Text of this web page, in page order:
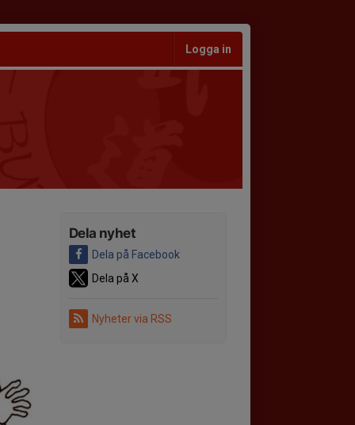
Logga in
Dela nyhet
Dela på Facebook
Dela på X
Nyheter via RSS